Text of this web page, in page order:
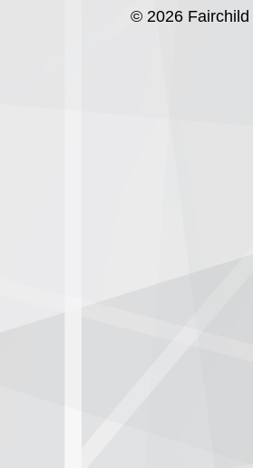
© 2026 Fairchild